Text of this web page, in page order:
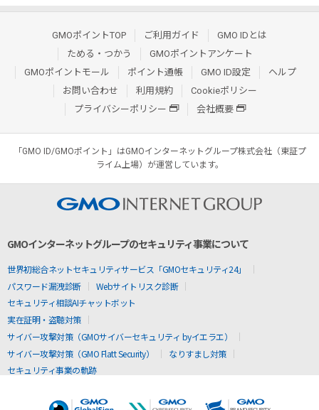
GMOポイントTOP ご利用ガイド
GMO IDとは
ためる・つかう
GMOポイントアンケート
GMOポイントモール
ポイント通帳 GMO ID設定
ヘルプ
お問い合わせ
利用規約
Cookieポリシー
プライバシーポリシー
会社概要
「GMO ID/GMOポイント」はGMOインターネットグループ株式会社（東証プ
ライム上場）が運営しています。
GMOインターネットグループのセキュリティ事業について
世界初総合ネットセキュリティサービス「GMOセキュリティ24」
パスワード漏洩診断
Webサイトリスク診断
セキュリティ相談AIチャットボット
実在証明・盗聴対策
サイバー攻撃対策（GMOサイバーセキュリティ byイエラエ）
サイバー攻撃対策（GMO Flatt Security）
なりすまし対策
セキュリティ事業の軌跡